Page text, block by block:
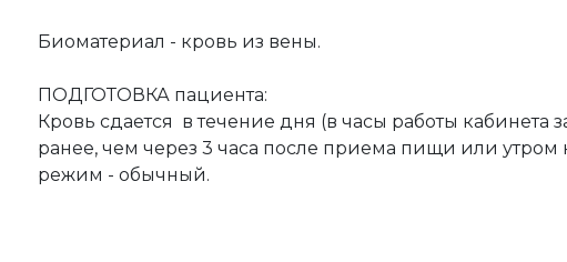
Биоматериал - кровь из вены.
ПОДГОТОВКА пациента:
Кровь сдается в течение дня (в часы работы кабинета
ранее, чем через 3 часа после приема пищи или утром
режим - обычный.